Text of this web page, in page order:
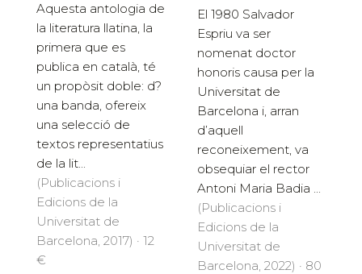
Aquesta antologia de
la literatura llatina, la
primera que es
publica en català, té
un propòsit doble: d?
una banda, ofereix
una selecció de
textos representatius
de la lit...
(Publicacions i
Edicions de la
Universitat de
Barcelona, 2017) · 12
€
El 1980 Salvador
Espriu va ser
nomenat doctor
honoris causa per la
Universitat de
Barcelona i, arran
d’aquell
reconeixement, va
obsequiar el rector
Antoni Maria Badia ...
(Publicacions i
Edicions de la
Universitat de
Barcelona, 2022) · 80